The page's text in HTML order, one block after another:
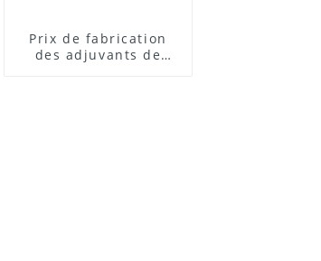
Prix ​​de fabrication
des adjuvants de